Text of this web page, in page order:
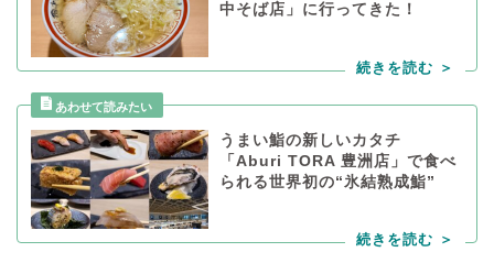
中そば店」に行ってきた！
うまい鮨の新しいカタチ
「Aburi TORA 豊洲店」で食べ
られる世界初の“氷結熟成鮨”